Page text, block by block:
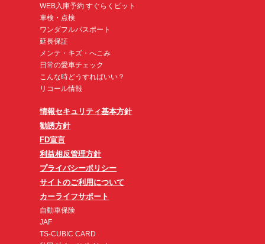
WEB入庫予約 すぐらくピット
車検・点検
ワンダフルパスポート
延長保証
メンテ・キズ・へこみ
日常の愛車チェック
こんな時どうすればいい？
リコール情報
情報セキュリティ基本方針
勧誘方針
FD宣言
利益相反管理方針
プライバシーポリシー
サイトのご利用について
カーライフサポート
自動車保険
JAF
TS-CUBIC CARD